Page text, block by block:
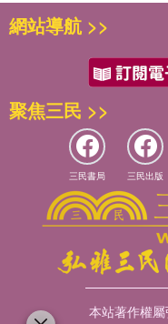
網站導航 >>
聚焦三民 >>
三民書局 三民出版
本站著作權